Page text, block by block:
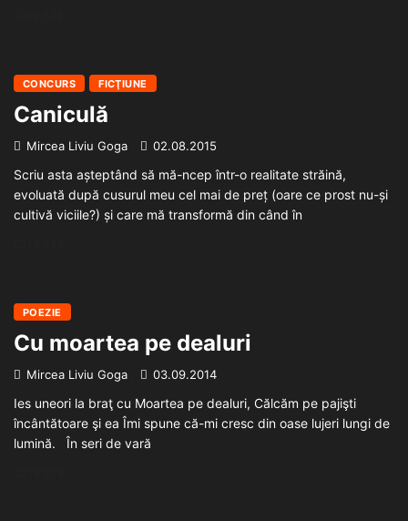
CONCURS FICŢIUNE
Caniculă
Mircea Liviu Goga 02.08.2015
Scriu asta așteptând să mă-ncep într-o realitate străină,
evoluată după cusurul meu cel mai de preț (oare ce prost nu-și
cultivă viciile?) și care mă transformă din când în
POEZIE
Cu moartea pe dealuri
Mircea Liviu Goga 03.09.2014
Ies uneori la braţ cu Moartea pe dealuri, Călcăm pe pajişti
încântătoare şi ea Îmi spune că-mi cresc din oase lujeri lungi de
lumină. În seri de vară